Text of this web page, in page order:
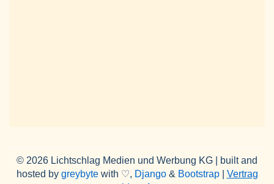
© 2026 Lichtschlag Medien und Werbung KG | built and
hosted by greybytewith ♡, Django& Bootstrap| Vertrag